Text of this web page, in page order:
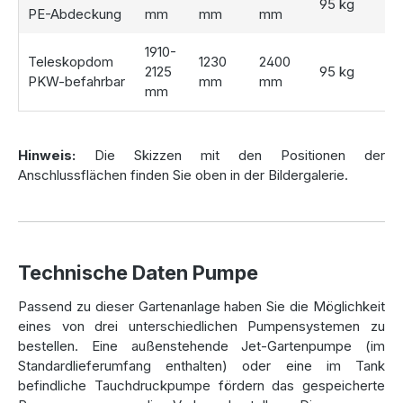
Gartenbewässerunggeeignet sind. Alle Pumpen bieten
Rasensprengern
betrieben werden:
Jet-Pumpe (freistehend):Ideal für eine flexible
Nutzung außerhalb des Tanks.
für einen besonders leisen und automatisierten Betrieb.
Tauchdruckpumpe „automatic plus“:Mit einer
kostengünstige Lösung für die Wasserentnahme direkt
Flexible Abdeckungen für jede
Anwendung
PE-Abdeckung
mm
mm
mm
95 kg
Teleskopdom
PKW-befahrbar
1910-
2125
mm
1230
mm
2400
mm
95 kg
Hinweis: Die Skizzen mit den Positionen der
Anschlussflächen finden Sie oben in der Bildergalerie.
Technische Daten Pumpe
Passend zu dieser Gartenanlage haben Sie die Möglichkeit
eines von drei unterschiedlichen Pumpensystemen zu
bestellen. Eine außenstehende Jet-Gartenpumpe (im
Standardlieferumfang enthalten) oder eine im Tank
befindliche Tauchdruckpumpe fördern das gespeicherte